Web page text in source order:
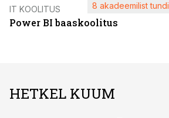
IT KOOLITUS
Power BI baaskoolitus
8 akadeemilist tundi
HETKEL KUUM